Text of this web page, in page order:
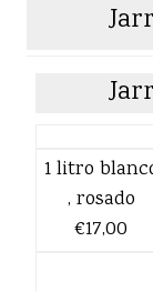
1 litro
, rosado
€17,00